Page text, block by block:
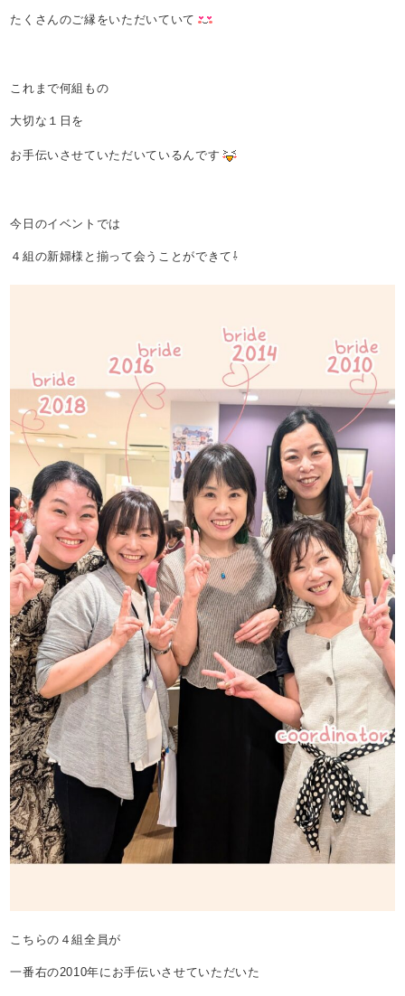
たくさんのご縁をいただいていて
これまで何組もの
大切な１日を
お手伝いさせていただいているんです
今日のイベントでは
４組の新婦様と揃って会うことができて⇩
こちらの４組全員が
一番右の2010年にお手伝いさせていただいた